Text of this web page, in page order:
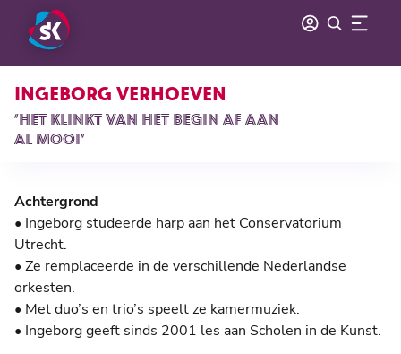
INGEBORG VERHOEVEN
‘HET KLINKT VAN HET BEGIN AF AAN
AL MOOI’
Achtergrond
• Ingeborg studeerde harp aan het Conservatorium
Utrecht.
• Ze remplaceerde in de verschillende Nederlandse
orkesten.
• Met duo’s en trio’s speelt ze kamermuziek.
• Ingeborg geeft sinds 2001 les aan Scholen in de Kunst.